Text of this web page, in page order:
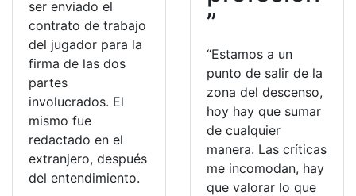
ser enviado el
contrato de trabajo
del jugador para la
firma de las dos
partes
involucrados. El
mismo fue
redactado en el
extranjero, después
del entendimiento.
”
“Estamos a un
punto de salir de la
zona del descenso,
hoy hay que sumar
de cualquier
manera. Las críticas
me incomodan, hay
que valorar lo que